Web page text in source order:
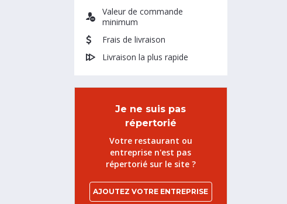
Valeur de commande
minimum
Frais de livraison
Livraison la plus rapide
Je ne suis pas
répertorié
Votre restaurant ou
entreprise n'est pas
répertorié sur le site ?
AJOUTEZ VOTRE ENTREPRISE